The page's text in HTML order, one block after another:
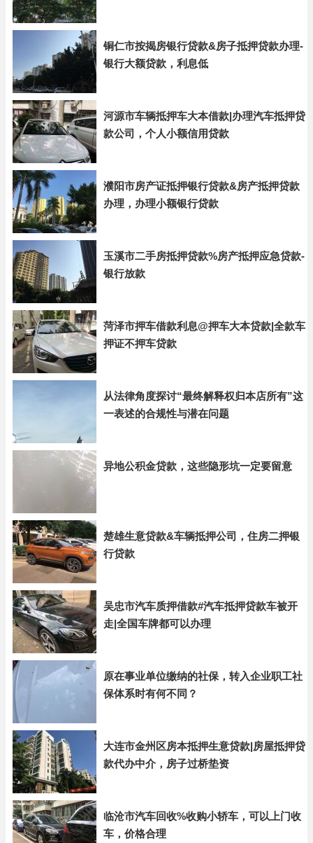
铜仁市按揭房银行贷款&房子抵押贷款办理-
银行大额贷款，利息低
河源市车辆抵押车大本借款|办理汽车抵押贷
款公司，个人小额信用贷款
濮阳市房产证抵押银行贷款&房产抵押贷款
办理，办理小额银行贷款
玉溪市二手房抵押贷款%房产抵押应急贷款-
银行放款
菏泽市押车借款利息@押车大本贷款|全款车
押证不押车贷款
从法律角度探讨“最终解释权归本店所有”这
一表述的合规性与潜在问题
异地公积金贷款，这些隐形坑一定要留意
楚雄生意贷款&车辆抵押公司，住房二押银
行贷款
吴忠市汽车质押借款#汽车抵押贷款车被开
走|全国车牌都可以办理
原在事业单位缴纳的社保，转入企业职工社
保体系时有何不同？
大连市金州区房本抵押生意贷款|房屋抵押贷
款代办中介，房子过桥垫资
临沧市汽车回收%收购小轿车，可以上门收
车，价格合理